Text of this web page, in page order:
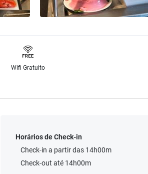
Wifi Gratuito
Horários de Check-in
Check-in a partir das 14h00m
Check-out até 14h00m